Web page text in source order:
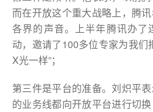
而在开放这个重大战略上，腾
各界的声音。上半年腾讯办了
动，邀请了100多位专家为我们
X光一样”；
第三件是平台的准备。刘炽平
的业务线都向开放平台进行切换